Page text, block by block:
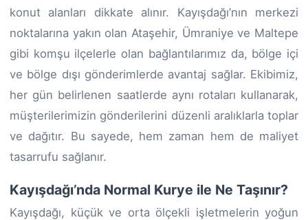
konut alanları dikkate alınır. Kayışdağı’nın merkezi
noktalarına yakın olan Ataşehir, Ümraniye ve Maltepe
gibi komşu ilçelerle olan bağlantılarımız da, bölge içi
ve bölge dışı gönderimlerde avantaj sağlar. Ekibimiz,
her gün belirlenen saatlerde aynı rotaları kullanarak,
müşterilerimizin gönderilerini düzenli aralıklarla toplar
ve dağıtır. Bu sayede, hem zaman hem de maliyet
tasarrufu sağlanır.
Kayışdağı’nda Normal Kurye ile Ne Taşınır?
Kayışdağı, küçük ve orta ölçekli işletmelerin yoğun